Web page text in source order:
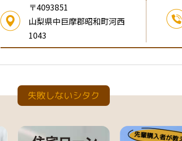
〒4093851
山梨県中巨摩郡昭和町河西
1043
失敗しないシタク